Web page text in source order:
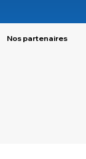
Nos partenaires